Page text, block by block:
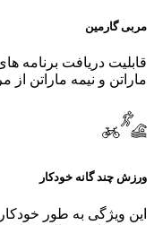
مربی گارمین
ماراتن و نیمه ماراتن از
ورزش چند گانه خودکار
این ویژگی به طور